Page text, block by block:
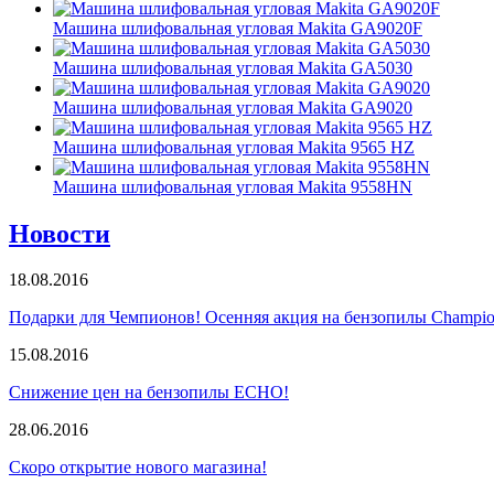
Машина шлифовальная угловая Makita GA9020F
Машина шлифовальная угловая Makita GA5030
Машина шлифовальная угловая Makita GA9020
Машина шлифовальная угловая Makita 9565 HZ
Машина шлифовальная угловая Makita 9558HN
Новости
18.08.2016
Подарки для Чемпионов! Осенняя акция на бензопилы
15.08.2016
Снижение цен на бензопилы ECHO!
28.06.2016
Скоро открытие нового магазина!